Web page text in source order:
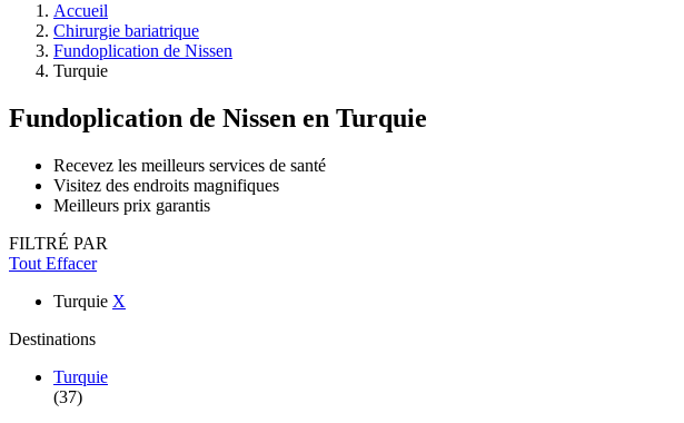
Accueil
Chirurgie bariatrique
Fundoplication de Nissen
Turquie
Fundoplication de Nissen en Turquie
Recevez les meilleurs services de santé
Visitez des endroits magnifiques
Meilleurs prix garantis
FILTRÉ PAR
Tout Effacer
Turquie X
Destinations
Turquie
(37)